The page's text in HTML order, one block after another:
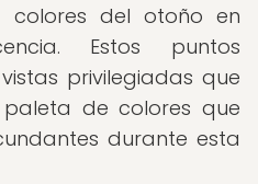
colores del otoño en
Estos puntos
privilegiadas que
de colores que
durante esta